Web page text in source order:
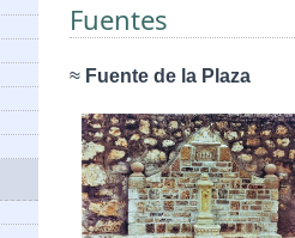
Fuentes
≈ Fuente de la Plaza